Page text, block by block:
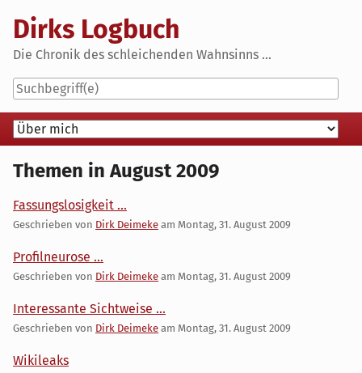
content
Dirks Logbuch
Die Chronik des schleichenden Wahnsinns ...
Navigation
Themen in August 2009
Fassungslosigkeit ...
Geschrieben von Dirk Deimeke am Montag, 31. August 2009
Profilneurose ...
Geschrieben von Dirk Deimeke am Montag, 31. August 2009
Interessante Sichtweise ...
Geschrieben von Dirk Deimeke am Montag, 31. August 2009
Wikileaks